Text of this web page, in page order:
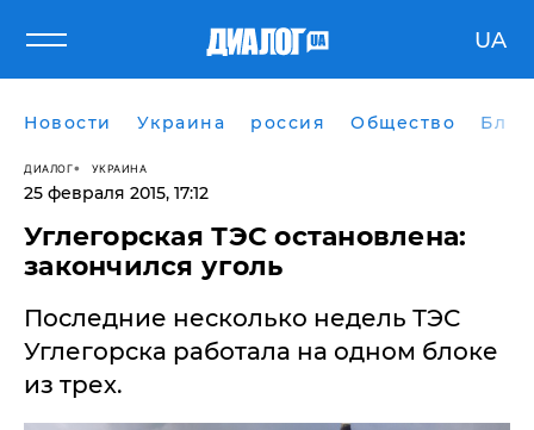
UA
Новости Украина россия Общество
ДИАЛОГ УКРАИНА
25 февраля 2015, 17:12
Углегорская ТЭС остановлена:
закончился уголь
Последние несколько недель ТЭС
Углегорска работала на одном блоке
из трех.